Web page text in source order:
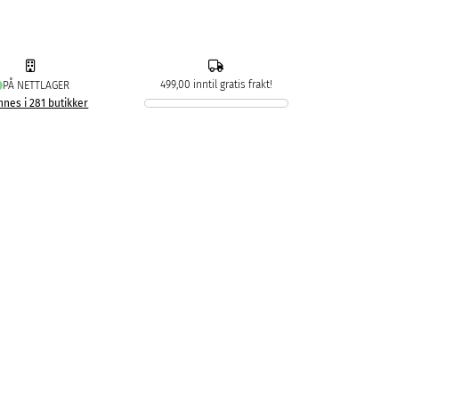
PÅ NETTLAGER
i 281 butikker
499,00 inntil gratis frakt!